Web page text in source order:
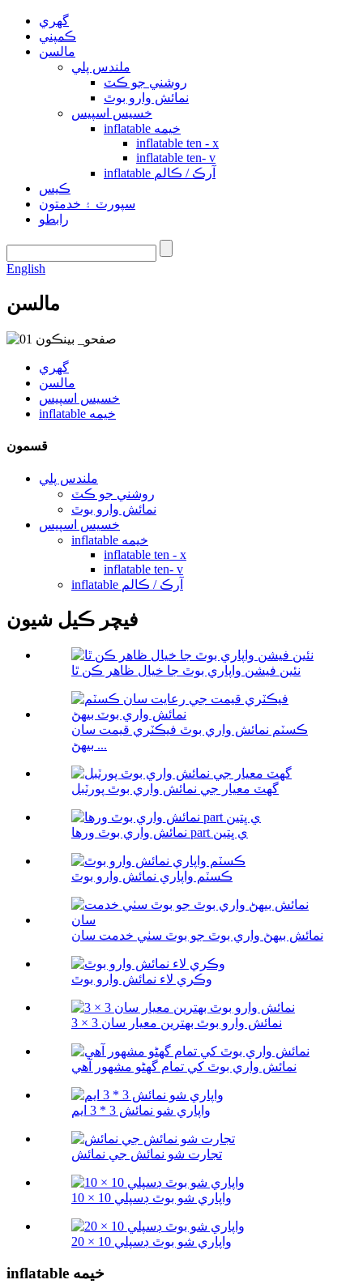
گهري
ڪمپني
مالسن
ملندس پلي
روشني جو ڪٽ
نمائش وارو بوٿ
خسيس اسپيس
inflatable خيمه
inflatable ten - x
inflatable ten- v
inflatable آرڪ / ڪالم
ڪيس
سپورٽ ۽ خدمتون
رابطو
English
مالسن
گهري
مالسن
خسيس اسپيس
inflatable خيمه
قسمون
ملندس پلي
روشني جو ڪٽ
نمائش وارو بوٿ
خسيس اسپيس
inflatable خيمه
inflatable ten - x
inflatable ten- v
inflatable آرڪ / ڪالم
فيچر ڪيل شيون
نئين فيشن واپاري بوٿ جا خيال ظاهر ڪن ٿا
ڪسٽم نمائش واري بوٿ فيڪٽري قيمت سان
بيهڻ ...
گهٽ معيار جي نمائش واري بوٿ پورٽبل
نمائش واري بوٿ ورها part ي ڀتين
ڪسٽم واپاري نمائش وارو بوٿ
نمائش بيهڻ واري بوٿ جو بوٿ سٺي خدمت سان
وڪري لاء نمائش وارو بوٿ
3 × 3 نمائش وارو بوٿ بهترين معيار سان
نمائش واري بوٿ کي تمام گهڻو مشهور آهي
واپاري شو نمائش 3 * 3 ايم
تجارت شو نمائش جي نمائش
واپاري شو بوٿ ڊسپلي 10 × 10
واپاري شو بوٿ ڊسپلي 10 × 20
inflatable خيمه